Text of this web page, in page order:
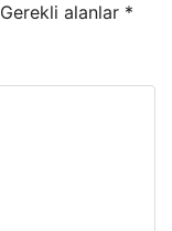
Gerekli alanlar *